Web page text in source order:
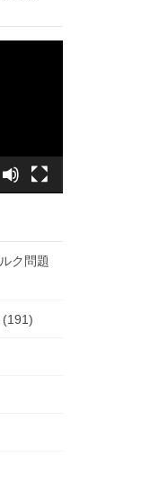
ク問題
(191)